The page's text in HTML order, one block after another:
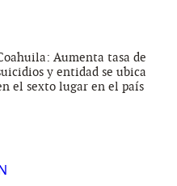
Aumenta tasa de
y entidad se ubica
el sexto lugar en el país